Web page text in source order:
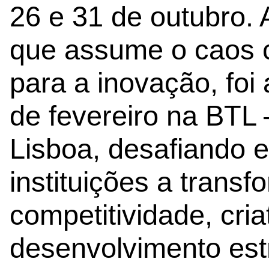
26 e 31 de outubro.
que assume o caos
para a inovação, foi
de fevereiro na BTL
Lisboa, desafiando
instituições a
competitividade,
desenvolvimento